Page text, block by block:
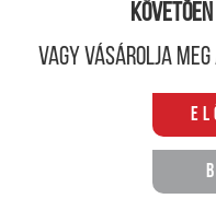
Vagy vásárolja